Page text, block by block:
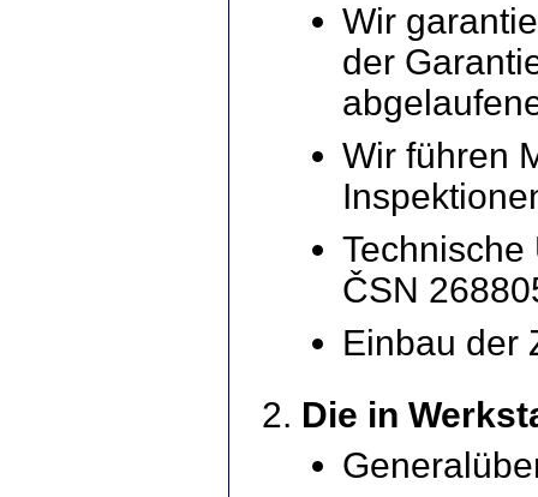
Wir
der
Wir führen
ČSN
Einbau der
Die in